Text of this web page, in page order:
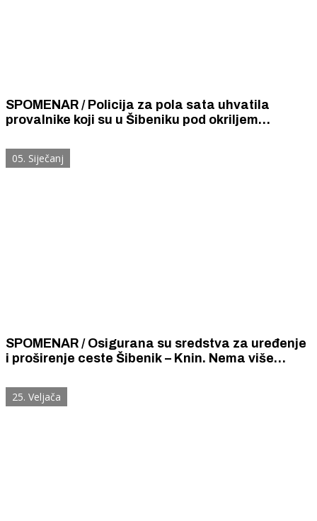
SPOMENAR / Policija za pola sata uhvatila
provalnike koji su u Šibeniku pod okriljem
pršuta, vreću šećera i 10 metli za metenje
podova.
05. Siječanj
SPOMENAR / Osigurana su sredstva za uređenje
i proširenje ceste Šibenik – Knin. Nema više
objavila je šibenska uprava 5. siječnja 1936.
godine.
25. Veljača